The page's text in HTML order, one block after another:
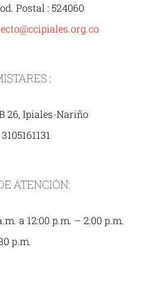
Postal : 524060
:
26, Ipiales-Nariño
ATENCIÓN:
a 12:00 p.m. – 2:00 p.m.
p.m.